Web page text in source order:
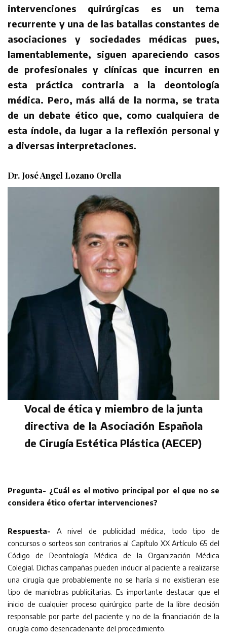
intervenciones quirúrgicas es un tema
recurrente y una de las batallas constantes de
asociaciones y sociedades médicas pues,
lamentablemente, siguen apareciendo casos
de profesionales y clínicas que incurren en
esta práctica contraria a la deontología
médica. Pero, más allá de la norma, se trata
de un debate ético que, como cualquiera de
esta índole, da lugar a la reflexión personal y
a diversas interpretaciones.
Dr. José Angel Lozano Orella
Vocal de ética y miembro de la junta
directiva de la Asociación Española
de Cirugía Estética Plástica (AECEP)
Pregunta- ¿Cuál es el motivo principal por el que no se
considera ético ofertar intervenciones?
Respuesta- A nivel de publicidad médica, todo tipo de
concursos o sorteos son contrarios al Capítulo XX Artículo 65 del
Código de Deontología Médica de la Organización Médica
Colegial. Dichas campañas pueden inducir al paciente a realizarse
una cirugía que probablemente no se haría si no existieran ese
tipo de maniobras publicitarias. Es importante destacar que el
inicio de cualquier proceso quirúrgico parte de la libre decisión
responsable por parte del paciente y no de la financiación de la
cirugía como desencadenante del procedimiento.